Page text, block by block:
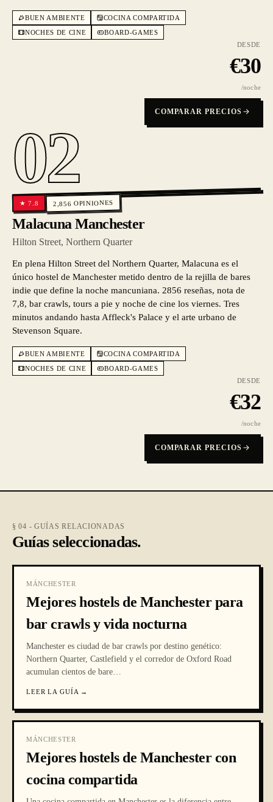
BUEN AMBIENTE
COCINA COMPARTIDA
NOCHES DE CINE
BOARD-GAMES
DESDE
€30
/noche
COMPARAR PRECIOS
02
★7.8 2,856 OPINIONES
Malacuna Manchester
Hilton Street, Northern Quarter
En plena Hilton Street del Northern Quarter, Malacuna es el
único hostel de Manchester metido dentro de la rejilla de bares
indie que define la noche mancuniana. 2856 reseñas, nota de
7,8, bar crawls, tours a pie y noche de cine los viernes. Tres
minutos andando hasta Affleck's Palace y el arte urbano de
Stevenson Square.
BUEN AMBIENTE
COCINA COMPARTIDA
NOCHES DE CINE
BOARD-GAMES
DESDE
€32
/noche
COMPARAR PRECIOS
§ 04 - GUÍAS RELACIONADAS
Guías seleccionadas.
MÁNCHESTER
Mejores hostels de Manchester para
bar crawls y vida nocturna
Manchester es ciudad de bar crawls por destino genético:
Northern Quarter, Castlefield y el corredor de Oxford Road
acumulan cientos de bare…
LEER LA GUÍA →
MÁNCHESTER
Mejores hostels de Manchester con
cocina compartida